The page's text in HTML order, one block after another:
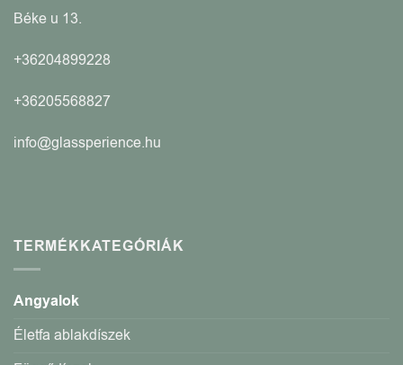
Béke u 13.
+36204899228
+36205568827
info@glassperience.hu
TERMÉKKATEGÓRIÁK
Angyalok
Életfa ablakdíszek